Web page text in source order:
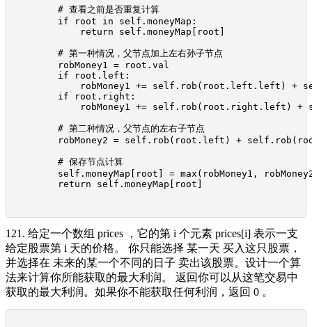
        # 查看之前是否重复计算
        if root in self.moneyMap:
            return self.moneyMap[root]
        # 第一种情况，父节点加上左右孙子节点
        robMoney1 = root.val
        if root.left:
robMoney1 += self.rob(root.left.left) +
        if root.right:
robMoney1 += self.rob(root.right.left) +
        # 第二种情况，父节点的左右子节点
robMoney2 = self.rob(root.left) +
        # 保存节点计算
self.moneyMap[root] = max(robMoney1,
        return self.moneyMap[root]
121. 给定一个数组 prices ，它的第 i 个元素 prices[i] 表示一支
给定股票第 i 天的价格。 你只能选择 某一天 买入这只股票，
并选择在 未来的某一个不同的日子 卖出该股票。设计一个算
法来计算你所能获取的最大利润。 返回你可以从这笔交易中
获取的最大利润。如果你不能获取任何利润，返回 0 。